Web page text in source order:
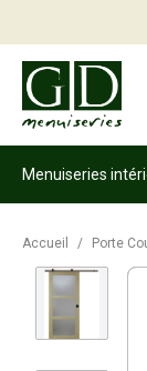
Menuiseries
Accueil / Porte